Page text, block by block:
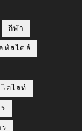
กีฬา
ฟ์สไตล์
ไฮไลท์